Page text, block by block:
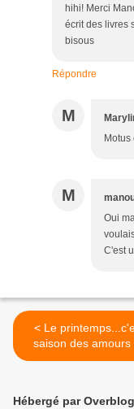
hihi! Merci
écrit des livres
bisous
Répondre
M
M
Oui
C'est
< Le printemps...c'est la
saison des amours
Hébergé par Overblog